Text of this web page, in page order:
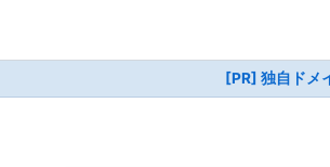
[PR] 独自ドメ